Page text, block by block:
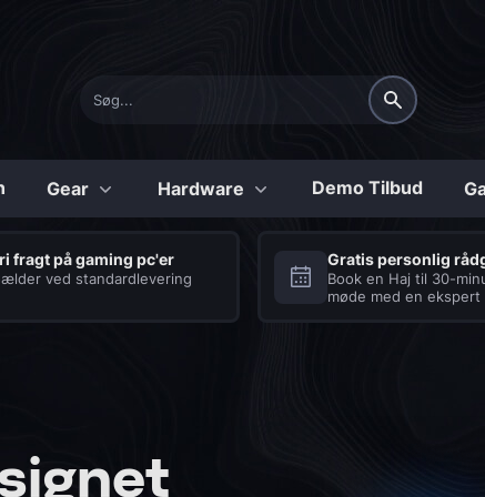
Konfigurerbare
Series
Tilbehør
Laptops
Gear Hardware Demo Tilbud
fragt på gaming pc'er
ved standardlevering
Gratis personlig
Book en Haj til 30-
møde med en ekspert